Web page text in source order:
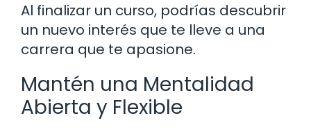
Al finalizar un curso, podrías descubrir
un nuevo interés que te lleve a una
carrera que te apasione.
Mantén una Mentalidad
Abierta y Flexible